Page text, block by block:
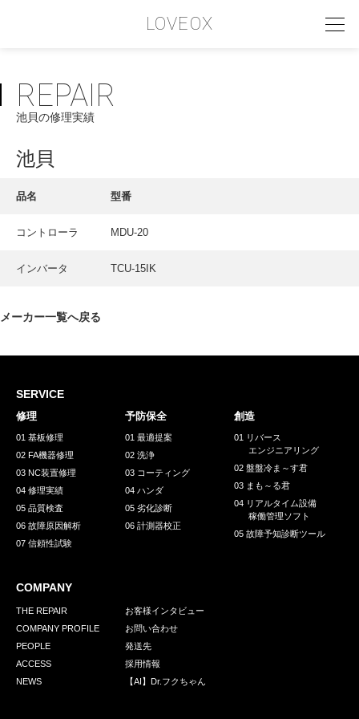
LOVEOX
PHILOSOPHY
フィロソフィー
COMPANY PROFILE
INTERVIEW
GREEN CHALLENGE
環境への取り組み
お問い合わせ 発送先
REPAIR
池貝の修理実績
池貝
品名 型番
コントローラ MDU-20
インバータ TCU-15IK
メーカー一覧へ戻る
SERVICE
修理
01 基板修理
02 FA機器修理
03 NC装置修理
04 修理実績
05 品質検査
06 故障原因解析
07 信頼性試験
予防保全
01 最適提案
02 洗浄
03 コーティング
04 ハンダ
05 劣化診断
06 計測器校正
創造
01 リバース
エンジニアリング
02 盤盤冷ま～す君
03 まも～る君
04 リアルタイム設備
稼働管理ソフト
05 故障予知診断ツール
COMPANY
THE REPAIR
COMPANY PROFILE
PEOPLE
ACCESS
NEWS
お客様インタビュー
お問い合わせ
発送先
採用情報
【AI】Dr.フクちゃん